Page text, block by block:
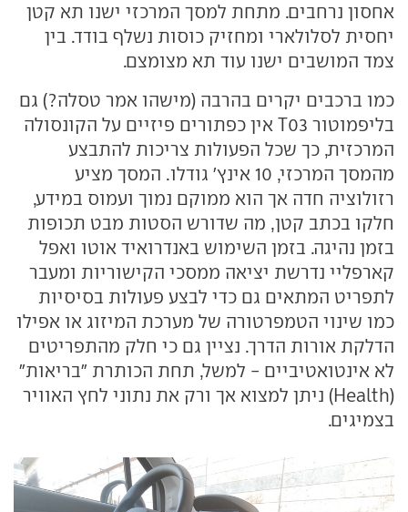
אחסון נרחבים. מתחת למסך המרכזי ישנו תא קטן
יחסית לסלולארי ומחזיק כוסות נשלף בודד. בין
צמד המושבים ישנו עוד תא מצומצם.
כמו ברכבים יקרים בהרבה (מישהו אמר טסלה?) גם
בליפמוטור T03 אין כפתורים פיזיים על הקונסולה
המרכזית, כך שכל הפעולות צריכות להתבצע
מהמסך המרכזי, 10 אינץ' גודלו. המסך מציע
רזולוציה חדה אך הוא ממוקם נמוך ועמוס במידע,
חלקו בכתב קטן, מה שדורש הסטות מבט תכופות
בזמן נהיגה. בזמן השימוש באנדרואיד אוטו ואפל
קארפליי נדרשת יציאה ממסכי הקישוריות ומעבר
לתפריט המתאים גם כדי לבצע פעולות בסיסיות
כמו שינוי הטמפרטורה של מערכת המיזוג או אפילו
הדלקת אורות הדרך. נציין גם כי חלק מהתפריטים
לא אינטואטיביים - למשל, תחת הכותרת "בריאות"
(Health) ניתן למצוא אך ורק את נתוני לחץ האוויר
בצמיגים.